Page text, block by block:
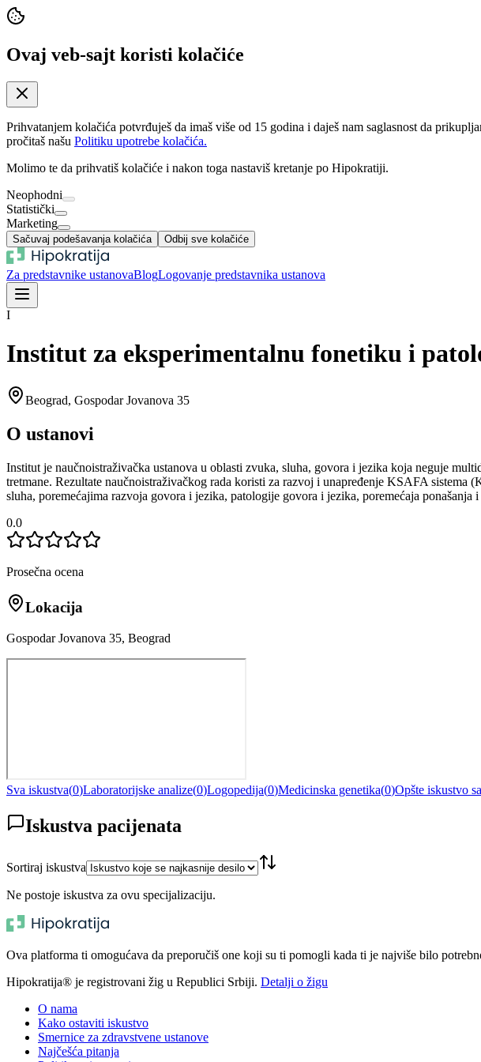
Ovaj veb-sajt koristi kolačiće
Prihvatanjem kolačića potvrđuješ da imaš više od 15 godina i daješ nam saglasnost da
pročitaš našu Politiku upotrebe kolačića.
Molimo te da prihvatiš kolačiće i nakon toga nastaviš kretanje po Hipokratiji.
Neophodni
Statistički
Marketing
Sačuvaj podešavanja kolačića Odbij sve kolačiće
Za predstavnike ustanovaBlogLogovanje predstavnika ustanova
I
Institut za eksperimentalnu fonetiku i
Beograd, Gospodar Jovanova 35
O ustanovi
Institut je naučnoistraživačka ustanova u oblasti zvuka, sluha, govora i jezika koja neguje
tretmane. Rezultate naučnoistraživačkog rada koristi za razvoj i unapređenje KSAFA
sluha, poremećajima razvoja govora i jezika, patologije govora i jezika, poremećaja ponašanja i
0.0
Prosečna ocena
Lokacija
Gospodar Jovanova 35, Beograd
Sva iskustva(0)Laboratorijske analize(0)Logopedija(0)Medicinska genetika(0)Opšte iskustvo
Iskustva pacijenata
Sortiraj iskustva
Ne postoje iskustva za ovu specijalizaciju.
Ova platforma ti omogućava da preporučiš one koji su ti pomogli kada ti je najviše bilo
Hipokratija® je registrovani žig u Republici Srbiji. Detalji o žigu
O nama
Kako ostaviti iskustvo
Smernice za zdravstvene ustanove
Najčešća pitanja